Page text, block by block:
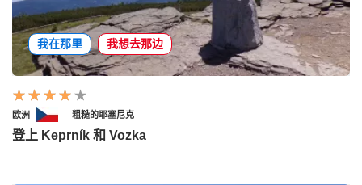
我在那里 我想去那边
欧洲 粗糙的耶塞尼克
登上 Keprník 和 Vozka